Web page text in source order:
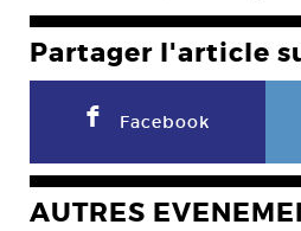
Partager l'article
F Facebook
AUTRES